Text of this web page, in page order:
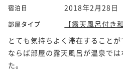
宿泊日 2018年2月28日
部屋タイプ
【露天風呂付き
とても気持ちよく滞在すること
ならば部屋の露天風呂が温泉で
た。